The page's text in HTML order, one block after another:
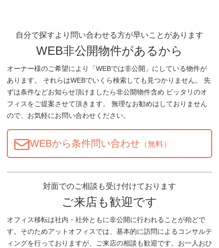
自分で探すより問い合わせる方が早いことがあります
WEB非公開物件があるから
オーナー様のご希望により「WEBでは非公開」にしている物件が
あります。 それらはWEBでいくら検索しても見つかりません。 先
ずは条件などお知らせ頂けましたら非公開物件含め ピッタリのオ
フィスをご提案させて頂きます。 無理なお勧めはしておりません
ので、お気軽にお問い合わせください。
WEBから条件問い合わせ （無料）
対面でのご相談も受け付けております
ご来店も歓迎です
オフィス移転は社内・社外ともに非公開に行われることが殆どで
す。そのためアットオフィスでは、基本的に訪問によるコンサルテ
ィングを行っておりますが、ご来店の相談も歓迎です。お一人おひ